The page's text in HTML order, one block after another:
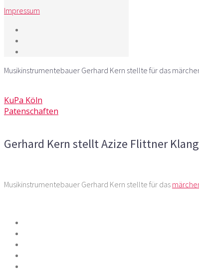
Impressum
Musikinstrumentebauer Gerhard Kern stellte für das
KuPa Köln
Patenschaften
Gerhard Kern stellt Azize Flittner
Musikinstrumentebauer Gerhard Kern stellte für das